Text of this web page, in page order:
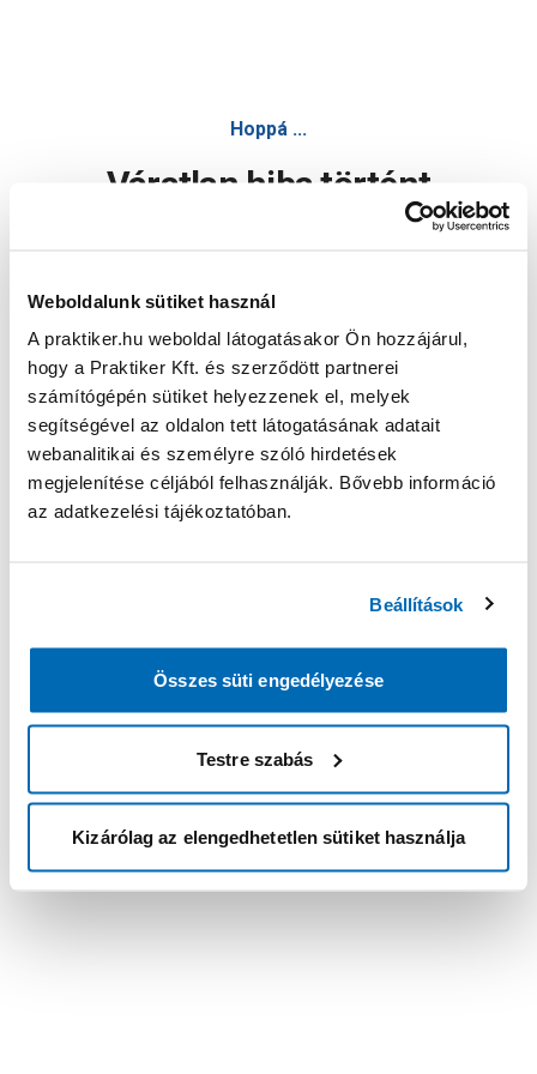
Weboldalunk sütiket használ
A praktiker.hu weboldal látogatásakor Ön hozzájárul,
hogy a Praktiker Kft. és szerződött partnerei
számítógépén sütiket helyezzenek el, melyek
segítségével az oldalon tett látogatásának adatait
webanalitikai és személyre szóló hirdetések
megjelenítése céljából felhasználják. Bővebb információ
az adatkezelési tájékoztatóban.
Beállítások
Összes süti engedélyezése
Testre szabás
Kizárólag az elengedhetetlen sütiket használja
Hoppá ...
Váratlan hiba történt
Oldal újratöltése